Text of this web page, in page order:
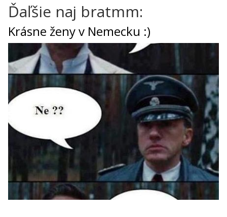
Ďaľšie naj bratmm:
Krásne ženy v Nemecku :)